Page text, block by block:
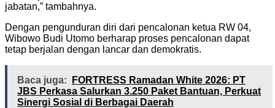
jabatan,” tambahnya.
Dengan pengunduran diri dari pencalonan ketua RW 04,
Wibowo Budi Utomo berharap proses pencalonan dapat
tetap berjalan dengan lancar dan demokratis.
Baca juga:
FORTRESS Ramadan White 2026: PT
JBS Perkasa Salurkan 3.250 Paket Bantuan, Perkuat
Sinergi Sosial di Berbagai Daerah